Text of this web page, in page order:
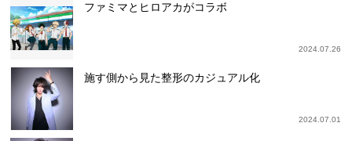
ファミマとヒロアカがコラボ
2024.07.26
施す側から見た整形のカジュアル化
2024.07.01